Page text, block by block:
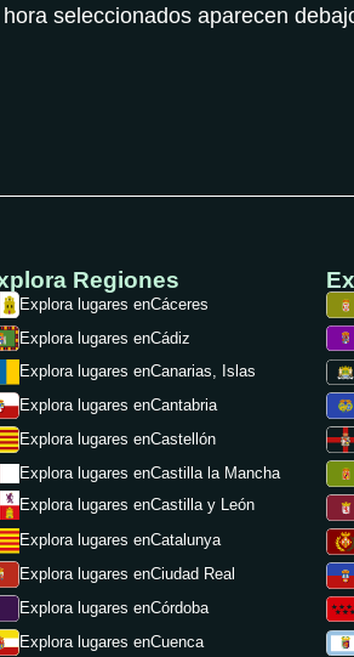
seleccionados aparecen
Regiones
Explora lugares enCáceres
Explora lugares enCádiz
Explora lugares enCanarias, Islas
Explora lugares enCantabria
Explora lugares enCastellón
Explora lugares enCastilla la Mancha
Explora lugares enCastilla y León
Explora lugares enCatalunya
Explora lugares enCiudad Real
Explora lugares enCórdoba
Explora lugares enCuenca